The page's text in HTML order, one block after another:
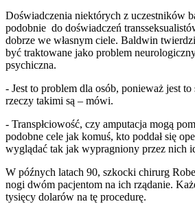
Doświadczenia niektórych z uczestników
podobnie do doświadczeń
dobrze we własnym ciele. Baldwin
być traktowane jako problem
psychiczna.
- Jest to problem dla osób, ponieważ jest
rzeczy takimi są – mówi.
- Transpłciowość, czy amputacja mogą
podobne cele jak komuś, kto poddał się
wyglądać tak jak wypragniony przez nich
W późnych latach 90, szkocki chirurg
nogi dwóm pacjentom na ich rządanie.
tysięcy dolarów na tę procedurę.